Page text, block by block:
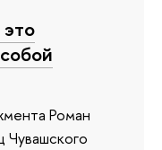
Роман
Чувашского